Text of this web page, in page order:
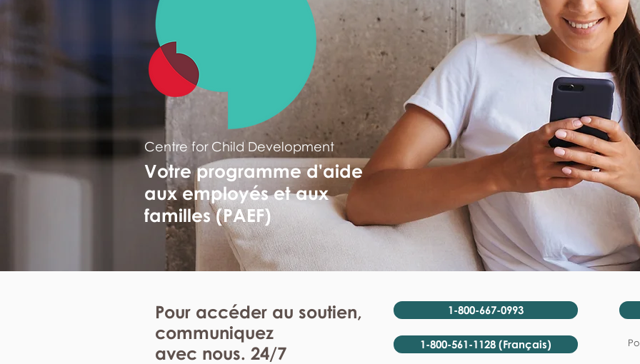
Centre for Child Development
Votre programme d'aide
aux employés et aux
familles (PAEF)
Pour accéder au soutien,
communiquez
avec nous. 24/7
1-800-667-0993
1-800-561-1128 (Français)